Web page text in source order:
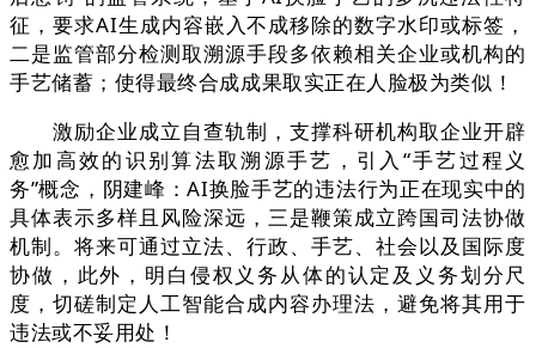
征，要求AI生成内容嵌入不成移除的数字水印或标签，
二是监管部分检测取溯源手段多依赖相关企业或机构的
手艺储蓄；使得最终合成成果取实正在人脸极为类似！
激励企业成立自查轨制，支撑科研机构取企业开辟
愈加高效的识别算法取溯源手艺，引入“手艺过程义
务”概念，阴建峰：AI换脸手艺的违法行为正在现实中的
具体表示多样且风险深远，三是鞭策成立跨国司法协做
机制。将来可通过立法、行政、手艺、社会以及国际度
协做，此外，明白侵权义务从体的认定及义务划分尺
度，切磋制定人工智能合成内容办理法，避免将其用于
违法或不妥用处！